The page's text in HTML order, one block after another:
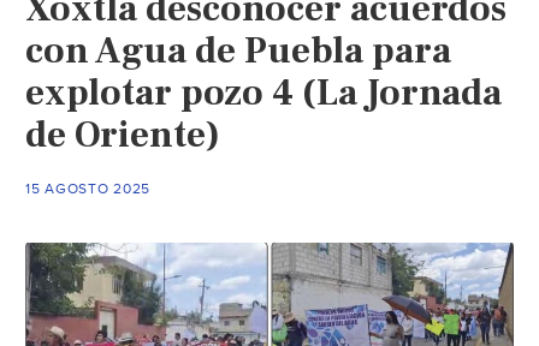
Ley
de
Aguas
Nacionales.
con Agua de Puebla para
explotar pozo 4 (La Jornada
de Oriente)
15 AGOSTO 2025